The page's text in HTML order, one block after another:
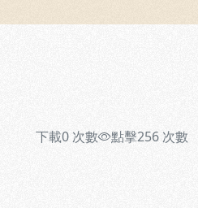
下載0 次數 點擊256 次數